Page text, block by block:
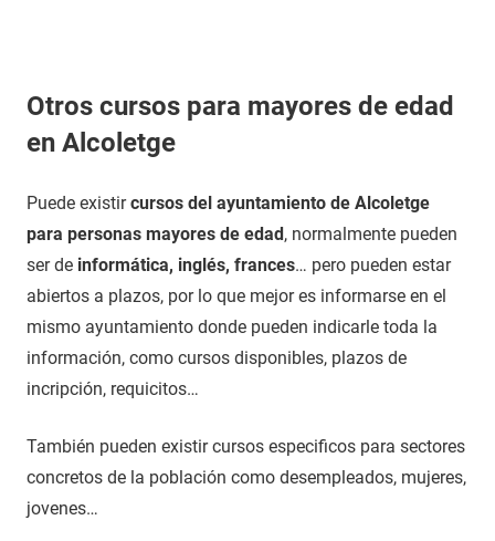
Otros cursos para mayores de edad
en Alcoletge
Puede existircursos del ayuntamiento de Alcoletge
para personas mayores de edad, normalmente pueden
ser de informática, inglés, frances… pero pueden estar
abiertos a plazos, por lo que mejor es informarse en el
mismo ayuntamiento donde pueden indicarle toda la
información, como cursos disponibles, plazos de
incripción, requicitos…
También pueden existir cursos especificos para sectores
concretos de la población como desempleados, mujeres,
jovenes…